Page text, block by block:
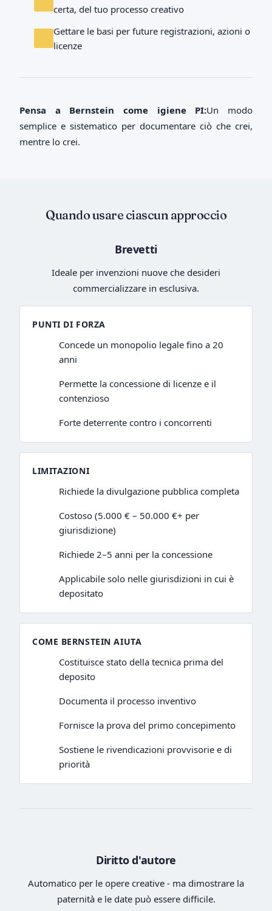
certa, del tuo processo creativo
Gettare le basi per future registrazioni, azioni o
licenze
Pensa a Bernstein come igiene PI:Un modo
semplice e sistematico per documentare ciò che crei,
mentre lo crei.
Quando usare ciascun approccio
Brevetti
Ideale per invenzioni nuove che desideri
commercializzare in esclusiva.
PUNTI DI FORZA
Concede un monopolio legale fino a 20
anni
Permette la concessione di licenze e il
contenzioso
Forte deterrente contro i concorrenti
LIMITAZIONI
Richiede la divulgazione pubblica completa
Costoso (5.000 € – 50.000 €+ per
giurisdizione)
Richiede 2–5 anni per la concessione
Applicabile solo nelle giurisdizioni in cui è
depositato
COME BERNSTEIN AIUTA
Costituisce stato della tecnica prima del
deposito
Documenta il processo inventivo
Fornisce la prova del primo concepimento
Sostiene le rivendicazioni provvisorie e di
priorità
Diritto d'autore
Automatico per le opere creative - ma dimostrare la
paternità e le date può essere difficile.